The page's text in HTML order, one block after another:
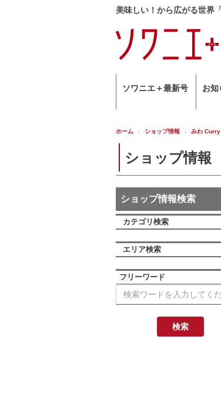
美味しい！から広がる世界
ソワニエ＋最新号 お知
ホーム ショップ情報 みわ Curry
ショップ情報
ショップ情報検索
カテゴリ検索
エリア検索
フリーワード